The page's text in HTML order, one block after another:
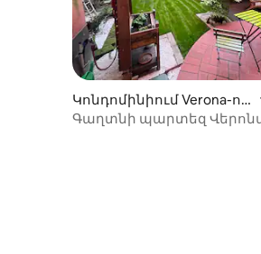
Կոնդոմինիում Verona-ու
մ
Գաղտնի պարտեզ